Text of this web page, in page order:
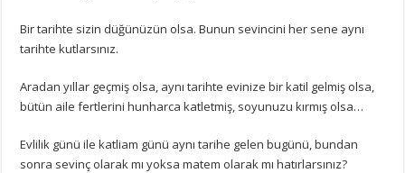
Bir tarihte sizin düğünüzün olsa. Bunun sevincini her sene aynı
tarihte kutlarsınız.
Aradan yıllar geçmiş olsa, aynı tarihte evinize bir katil gelmiş olsa,
bütün aile fertlerini hunharca katletmiş, soyunuzu kırmış olsa…
Evlilik günü ile katliam günü aynı tarihe gelen bugünü, bundan
sonra sevinç olarak mı yoksa matem olarak mı hatırlarsınız?